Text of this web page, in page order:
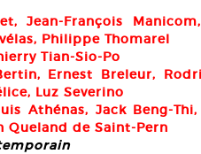
Jean-François
Philippe Thomarel
Tian-Sio-Po
Ernest Breleur,
Luz Severino
Athénas, Jack Beng-
Queland de Saint-Pern